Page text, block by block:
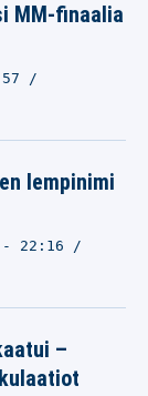
MM-finaalia
lempinimi
- 22:16
–